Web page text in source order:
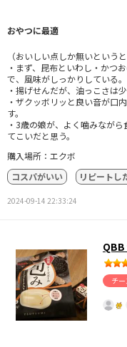
おやつに最適
（おいしい点しか無いというと
・まず、昆布といわし・かつ
で、風味がしっかりしている。
・揚げせんだが、油っこさは少
・ザクッボリッと良い音が口
す。
・3歳の娘が、よく噛みなが
てこいだと思う。
購入場所：エクボ
コスパがいい
リピートし
2024-09-14 22:33:24
QBB
チ